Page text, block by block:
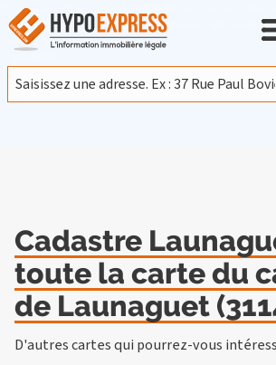
En poursuivant votre navigation sur ce site,
l'utilisation de cookies provenant de
trafic.En savoir plus
J'accepte
Cadastre
toute la carte du
de Launaguet
D'autres cartes qui pourrez-vous